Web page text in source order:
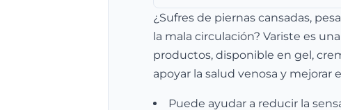
¿Sufres de piernas cansadas,
la mala circulación? Variste es
productos, disponible en gel,
apoyar la salud venosa y mejorar
Puede ayudar a reducir la